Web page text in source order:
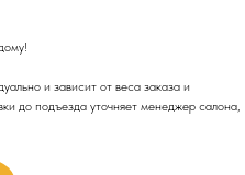
и зависит от веса заказа и
до подъезда уточняет менеджер салона,